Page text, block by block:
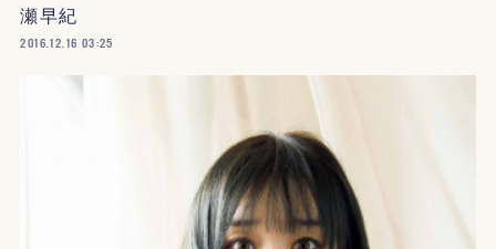
瀬早紀
2016.12.16 03:25